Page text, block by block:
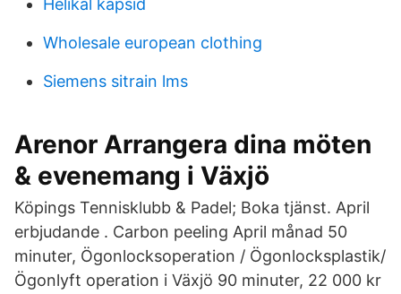
Helikal kapsid
Wholesale european clothing
Siemens sitrain lms
Arenor Arrangera dina möten
& evenemang i Växjö
Köpings Tennisklubb & Padel; Boka tjänst. April
erbjudande . Carbon peeling April månad 50
minuter, Ögonlocksoperation / Ögonlocksplastik/
Ögonlyft operation i Växjö 90 minuter, 22 000 kr